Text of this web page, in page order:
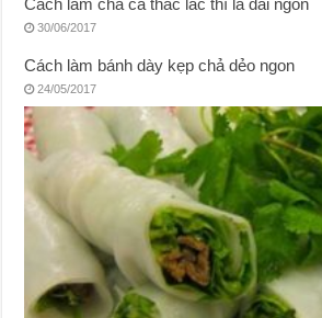
Cách làm chả cá thác lác thì là dai ngon
30/06/2017
Cách làm bánh dày kẹp chả dẻo ngon
24/05/2017